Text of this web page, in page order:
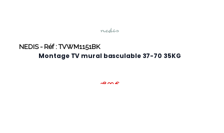
NEDIS - Réf : TVWM1151BK
Montage TV mural basculable 37-70 35KG
38,99 €